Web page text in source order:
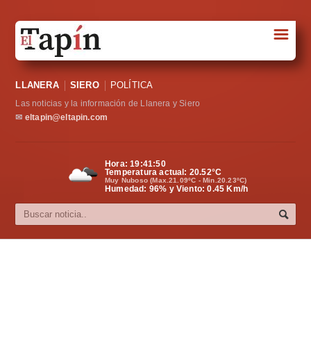
Sociedad
Política
Cultura
☰
LLANERA SIERO POLÍTICA
Las noticias y la información de Llanera y Siero
✉ eltapin@eltapin.com
Hora:19:41:51
Temperatura actual: 20.52°C
Muy Nuboso (Max.21.09ºC - Min.20.23ºC)
Humedad: 96% y Viento: 0.45 Km/h